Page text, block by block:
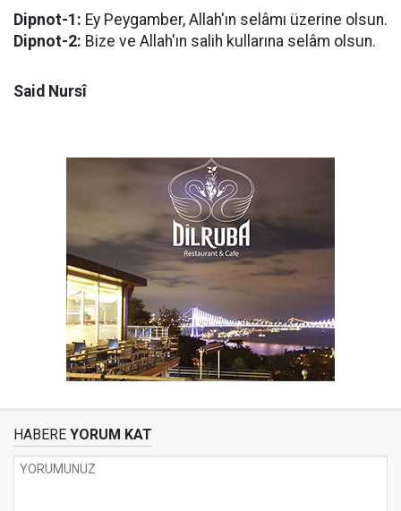
Dipnot-1: Ey Peygamber, Allah'ın selâmı üzerine olsun.
Dipnot-2: Bize ve Allah'ın salih kullarına selâm olsun.
Said Nursî
HABERE YORUM KAT